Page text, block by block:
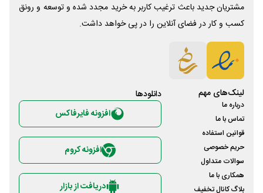
مشتریان جدید باعث ترغیب کاربر به خرید مجدد شده و توسعه و رونق
کسب و کار در فضای آنلاین را در پی خواهد داشت.
لینک‌های مهم
درباره ما
تماس با ما
قوانین استفاده
حریم خصوصی
سوالات متداول
همکاری با ما
بلاگ کانال تخفیف
دانلود‌ها
افزونه فایرفاکس
افزونه کروم
دریافت از بازار